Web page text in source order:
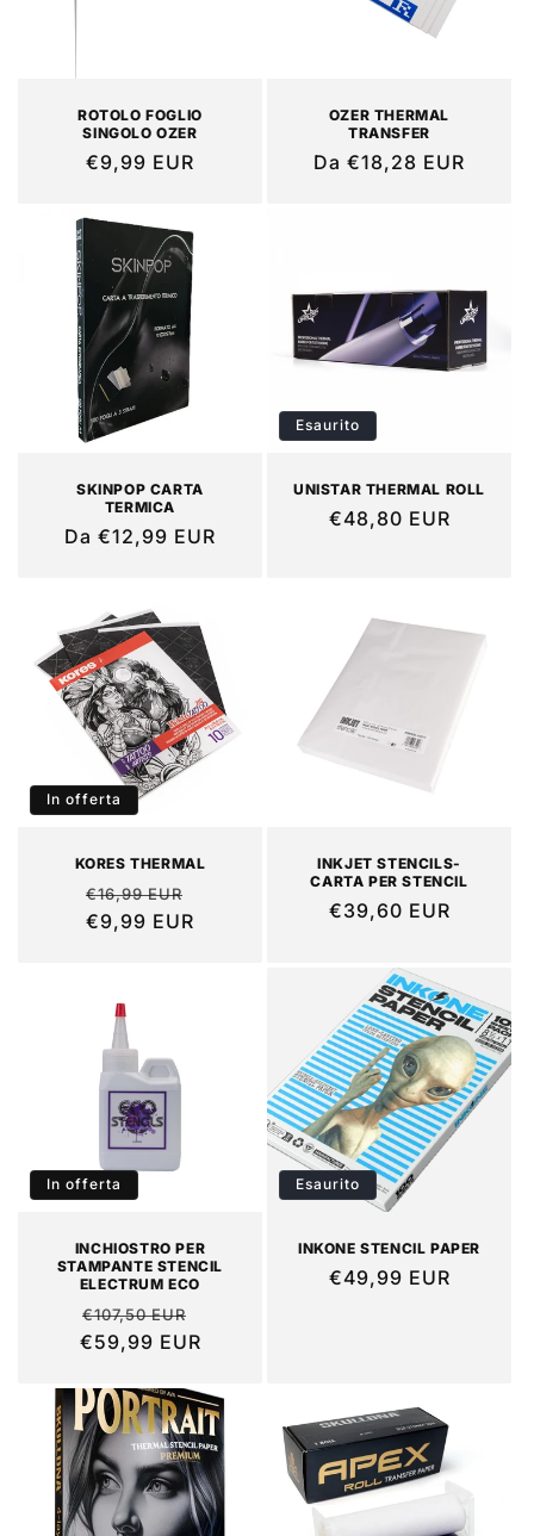
ROTOLO FOGLIO
SINGOLO OZER
Prezzo
listino
€9,99 EUR
OZER THERMAL
TRANSFER
Prezzo
Da €18,28 EUR
SKINPOP CARTA
TERMICA
Prezzo
Da €12,99 EUR
Esaurito
UNISTAR THERMAL ROLL
Prezzo
€48,80 EUR
In offerta
KORES THERMAL
Prezzo
di
€16,99 EUR
€9,99 EUR
INKJET STENCILS-
CARTA PER STENCIL
Prezzo
listino
€39,60 EUR
In offerta
INCHIOSTRO PER
STAMPANTE STENCIL
ELECTRUM ECO
Prezzo
di
€107,50 EUR
scontato
€59,99 EUR
Esaurito
INKONE STENCIL PAPER
Prezzo
€49,99 EUR